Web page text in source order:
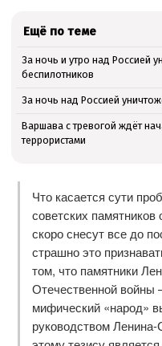
Ещё по теме
За ночь и утро над Россией
беспилотников
За ночь над Россией
Варшава с тревогой ждёт
террористами
Что касается сути
советских
скоро снесут все до
страшно это
том, что памятники
Отечественной
мифический «народ»
руководством